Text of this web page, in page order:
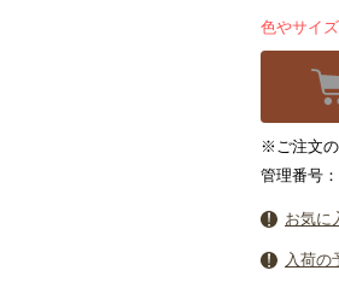
色やサイ
※ご注文の
管理番号
お気に
入荷の